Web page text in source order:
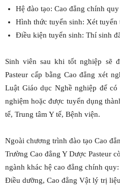
Hệ đào tạo: Cao đẳng chính
Hình thức tuyển sinh: Xét tuyển
Điều kiện tuyển sinh: Thí sinh
Sinh viên sau khi tốt nghiệp sẽ
Pasteur cấp bằng Cao đẳng xét
Luật Giáo dục Nghề nghiệp để
nghiệm hoặc được tuyển dụng
tế, Trung tâm Y tế, Bệnh viện.
Ngoài chương trình đào tạo Cao
Trường Cao đẳng Y Dược Pasteur
ngành khác hệ cao đẳng chính quy:
Điều dưỡng, Cao đẳng Vật lý trị